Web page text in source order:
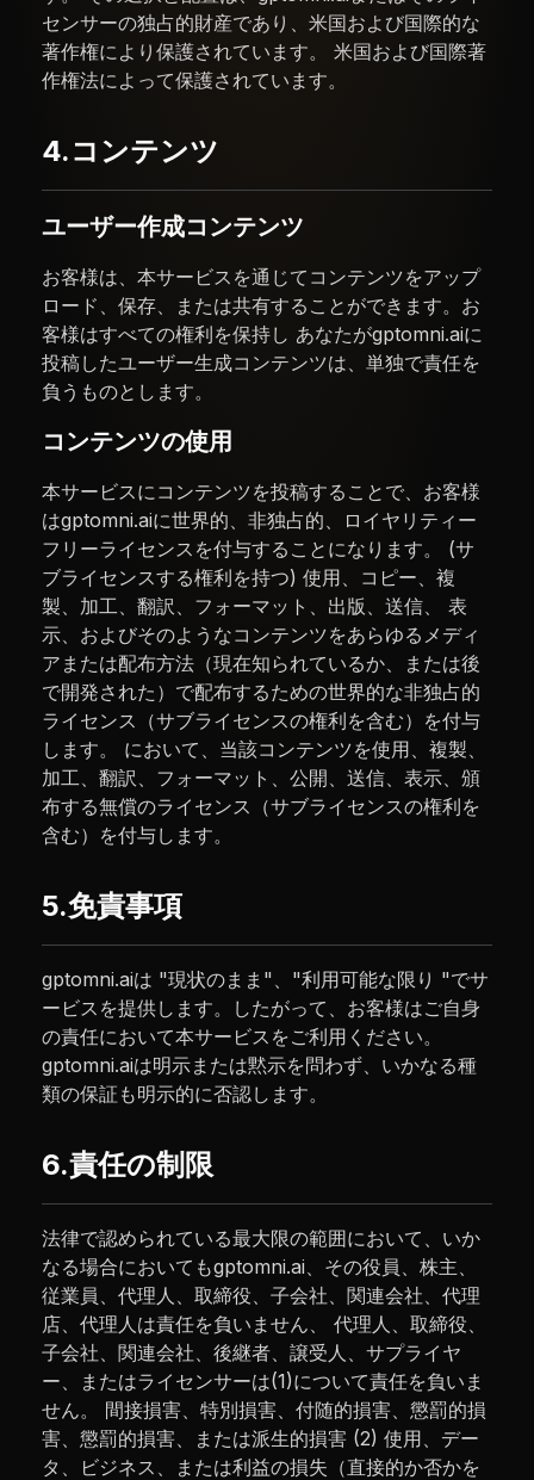
センサーの独占的財産であり、米国および国際的な
著作権により保護されています。 米国および国際著
作権法によって保護されています。
4.コンテンツ
ユーザー作成コンテンツ
お客様は、本サービスを通じてコンテンツをアップ
ロード、保存、または共有することができます。お
客様はすべての権利を保持し あなたがgptomni.aiに
投稿したユーザー生成コンテンツは、単独で責任を
負うものとします。
コンテンツの使用
本サービスにコンテンツを投稿することで、お客様
はgptomni.aiに世界的、非独占的、ロイヤリティー
フリーライセンスを付与することになります。 (サ
ブライセンスする権利を持つ) 使用、コピー、複
製、加工、翻訳、フォーマット、出版、送信、 表
示、およびそのようなコンテンツをあらゆるメディ
アまたは配布方法（現在知られているか、または後
で開発された）で配布するための世界的な非独占的
ライセンス（サブライセンスの権利を含む）を付与
します。 において、当該コンテンツを使用、複製、
加工、翻訳、フォーマット、公開、送信、表示、頒
布する無償のライセンス（サブライセンスの権利を
含む）を付与します。
5.免責事項
gptomni.aiは "現状のまま"、"利用可能な限り "でサ
ービスを提供します。したがって、お客様はご自身
の責任において本サービスをご利用ください。
gptomni.aiは明示または黙示を問わず、いかなる種
類の保証も明示的に否認します。
6.責任の制限
法律で認められている最大限の範囲において、いか
なる場合においてもgptomni.ai、その役員、株主、
従業員、代理人、取締役、子会社、関連会社、代理
店、代理人は責任を負いません、 代理人、取締役、
子会社、関連会社、後継者、譲受人、サプライヤ
ー、またはライセンサーは(1)について責任を負いま
せん。 間接損害、特別損害、付随的損害、懲罰的損
害、懲罰的損害、または派生的損害 (2) 使用、デー
タ、ビジネス、または利益の損失（直接的か否かを